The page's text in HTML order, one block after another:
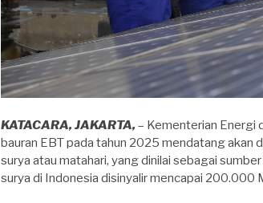
KATACARA, JAKARTA, – Kementerian Energi
bauran EBT pada tahun 2025 mendatang akan
surya atau matahari, yang dinilai sebagai
surya di Indonesia disinyalir mencapai 200.000